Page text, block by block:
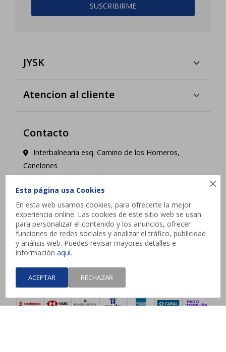

Esta página usa Cookies
En esta web usamos cookies, para ofrecerte la mejor
experiencia online. Las cookies de este sitio web se usan
para personalizar el contenido y los anuncios, ofrecer
funciones de redes sociales y analizar el tráfico, publicidad
y análisis web. Puedes revisar mayores detalles e
informaciónaquí.
ACEPTAR RECHAZAR
SUSCRIBIRME
JYSK
Atencion al cliente
Contacto
Interbalnearia esq. Camino de los Horneros,
Canelones
contacto@jysk.uy
Lunes a Domingo de 10 a 21 hs - Pick up web 3 a
4 días hábiles.
   